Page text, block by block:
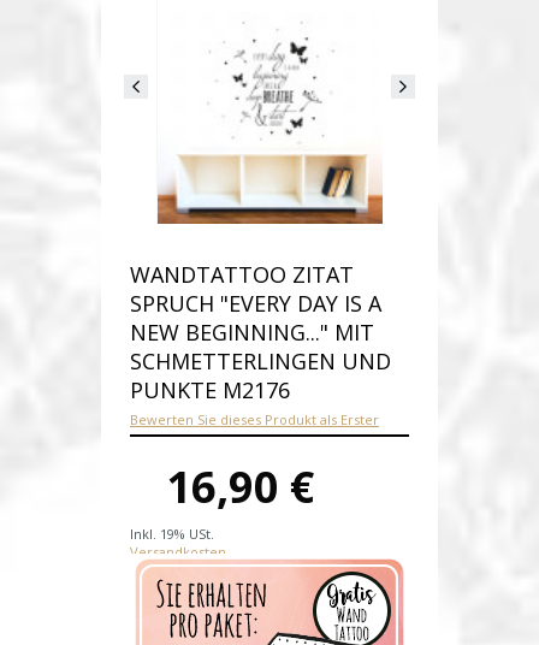
WANDTATTOO ZITAT
SPRUCH "EVERY DAY IS A
NEW BEGINNING..." MIT
SCHMETTERLINGEN UND
PUNKTE M2176
Bewerten Sie dieses Produkt als Erster
16,90 €
Inkl. 19% USt.
Versandkosten
Produktnummer:
Verfügbarkeit: Auf Lager
Lieferzeit: Die Lieferzeit beträgt 1-2
Werktage